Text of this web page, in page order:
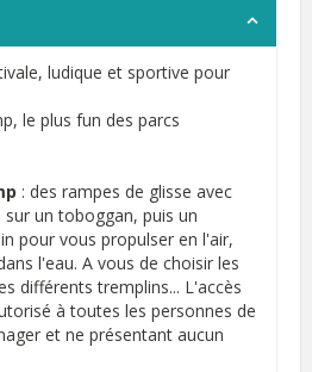
ludique et sportive pour
le plus fun des parcs
: des rampes de glisse avec
un toboggan, puis un
pour vous propulser en l'air,
l'eau. A vous de choisir les
différents tremplins... L'accès
à toutes les personnes de
et ne présentant aucun